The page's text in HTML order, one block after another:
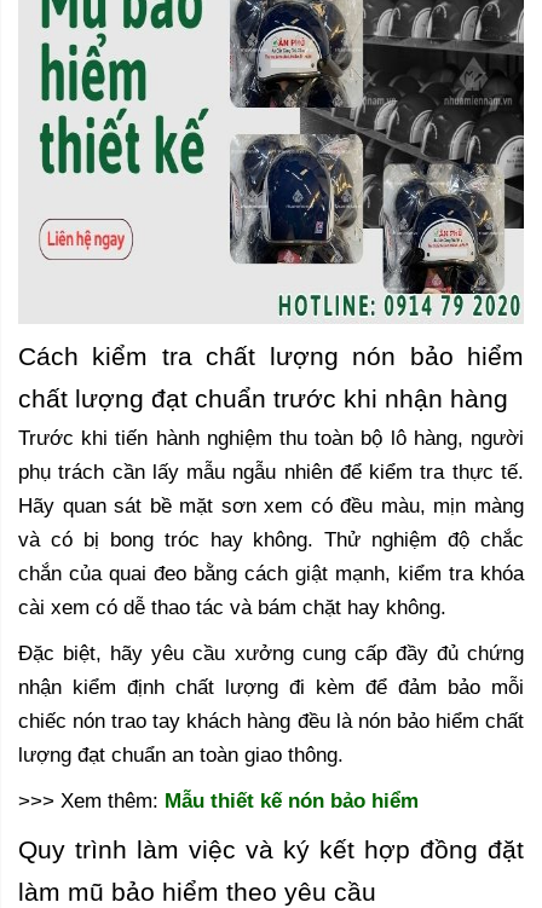
Cách kiểm tra chất lượng nón bảo hiểm
chất lượng đạt chuẩn trước khi nhận hàng
Trước khi tiến hành nghiệm thu toàn bộ lô hàng, người
phụ trách cần lấy mẫu ngẫu nhiên để kiểm tra thực tế.
Hãy quan sát bề mặt sơn xem có đều màu, mịn màng
và có bị bong tróc hay không. Thử nghiệm độ chắc
chắn của quai đeo bằng cách giật mạnh, kiểm tra khóa
cài xem có dễ thao tác và bám chặt hay không.
Đặc biệt, hãy yêu cầu xưởng cung cấp đầy đủ chứng
nhận kiểm định chất lượng đi kèm để đảm bảo mỗi
chiếc nón trao tay khách hàng đều là nón bảo hiểm chất
lượng đạt chuẩn an toàn giao thông.
>>> Xem thêm: Mẫu thiết kế nón bảo hiểm
Quy trình làm việc và ký kết hợp đồng đặt
làm mũ bảo hiểm theo yêu cầu